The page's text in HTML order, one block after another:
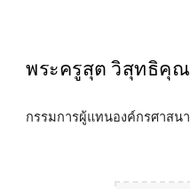
พระครูสุต วิสุทธิคุณ
กรรมการผู้แทนองค์กรศาสนา